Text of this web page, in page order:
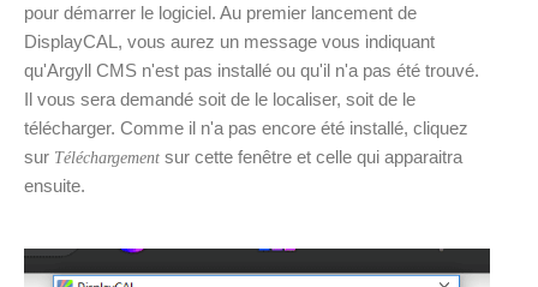
pour démarrer le logiciel. Au premier lancement de
DisplayCAL, vous aurez un message vous indiquant
qu'Argyll CMS n'est pas installé ou qu'il n'a pas été trouvé.
Il vous sera demandé soit de le localiser, soit de le
télécharger. Comme il n'a pas encore été installé, cliquez
sur Téléchargement sur cette fenêtre et celle qui apparaitra
ensuite.